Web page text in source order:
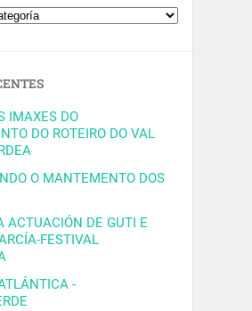
IMAXES DO
DO ROTEIRO DO VAL
O MANTEMENTO DOS
ACTUACIÓN DE GUTI E
FESTIVAL
-